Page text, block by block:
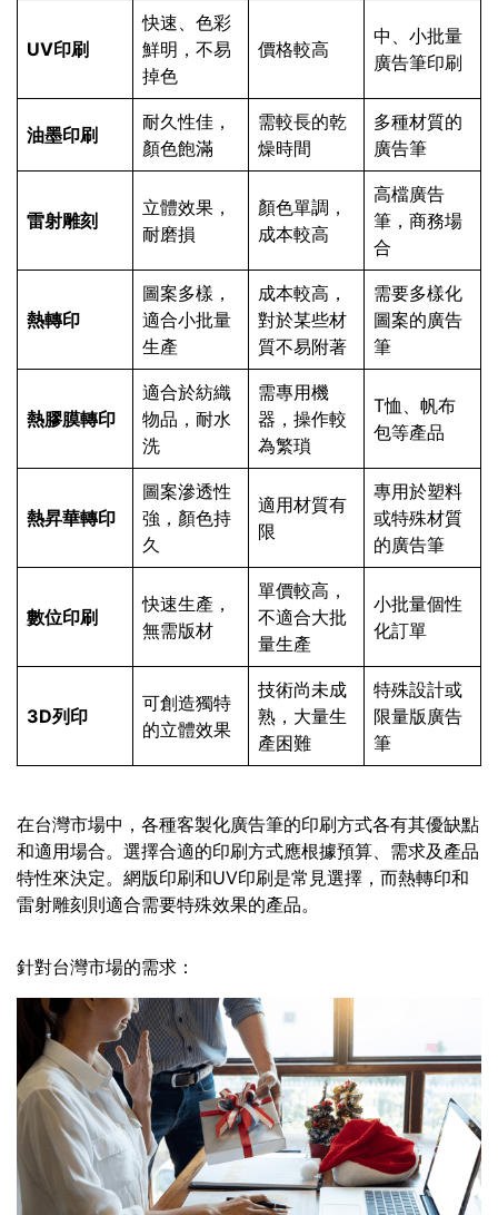
UV印刷
快速、色彩
鮮明，不易
掉色
價格較高
中、小批量
廣告筆印刷
油墨印刷
耐久性佳，
顏色飽滿
需較長的乾
燥時間
多種材質的
廣告筆
雷射雕刻
立體效果，
耐磨損
顏色單調，
成本較高
高檔廣告
筆，商務場
合
熱轉印
圖案多樣，
適合小批量
生產
成本較高，
對於某些材
質不易附著
需要多樣化
圖案的廣告
筆
熱膠膜轉印
適合於紡織
物品，耐水
洗
需專用機
器，操作較
為繁瑣
T恤、帆布
包等產品
熱昇華轉印
圖案滲透性
強，顏色持
久
適用材質有
限
專用於塑料
或特殊材質
的廣告筆
數位印刷
快速生產，
無需版材
單價較高，
不適合大批
量生產
小批量個性
化訂單
3D列印
可創造獨特
的立體效果
技術尚未成
熟，大量生
產困難
特殊設計或
限量版廣告
筆
在台灣市場中，各種客製化廣告筆的印刷方式各有其優缺點
和適用場合。選擇合適的印刷方式應根據預算、需求及產品
特性來決定。網版印刷和UV印刷是常見選擇，而熱轉印和
雷射雕刻則適合需要特殊效果的產品。
針對台灣市場的需求：